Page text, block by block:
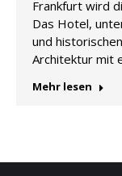
Frankfurt wird
Das Hotel,
und
Architektur mit
Mehr lesen